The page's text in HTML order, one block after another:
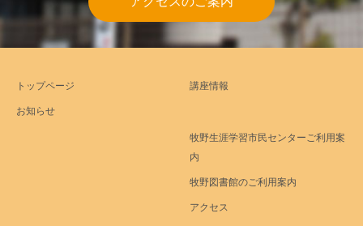
トップページ
お知らせ
講座情報
牧野生涯学習市民センターご利用案
内
牧野図書館のご利用案内
アクセス